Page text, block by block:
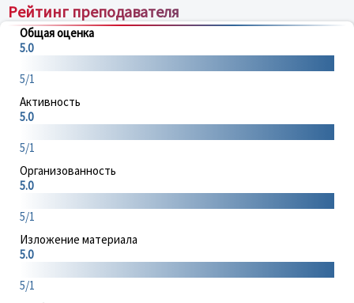
Рейтинг преподавателя
Общая оценка
5.0
5/1
Активность
5.0
5/1
Организованность
5.0
5/1
Изложение материала
5.0
5/1